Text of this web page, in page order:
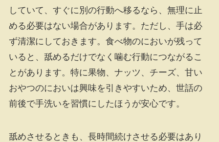
していて、すぐに別の行動へ移るなら、無理に止
める必要はない場合があります。ただし、手は必
ず清潔にしておきます。食べ物のにおいが残って
いると、舐めるだけでなく噛む行動につながるこ
とがあります。特に果物、ナッツ、チーズ、甘い
おやつのにおいは興味を引きやすいため、世話の
前後で手洗いを習慣にしたほうが安心です。
舐めさせるときも、長時間続けさせる必要はあり